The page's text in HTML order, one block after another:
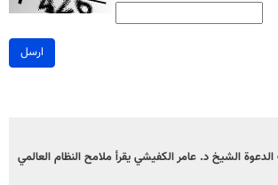
ارسل
الشيخ د. عامر الكفيشي يقرأ ملامح النظام العالمي